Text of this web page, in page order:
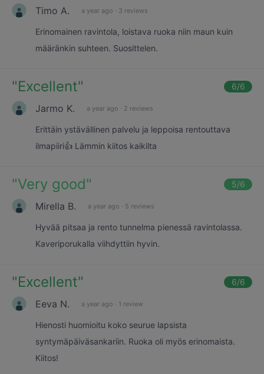
Timo A. a year ago · 3 reviews
Erinomainen ravintola, loistava ruoka niin maun kuin
määränkin suhteen. Suosittelen.
"Excellent" 6/6
Jarmo K. a year ago · 2 reviews
Erittäin ystävällinen palvelu ja leppoisa rentouttava
ilmapiiri👍 Lämmin kiitos kaikilta
"Very good" 5/6
Mirella B. a year ago · 5 reviews
Hyvää pitsaa ja rento tunnelma pienessä ravintolassa.
Kaveriporukalla viihdyttiin hyvin.
"Excellent" 6/6
Eeva N. a year ago · 1 review
Hienosti huomioitu koko seurue lapsista
syntymäpäiväsankariin. Ruoka oli myös erinomaista.
Kiitos!